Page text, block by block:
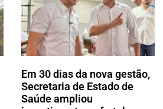
Em 30 dias da nova gestão,
Secretaria de Estado de
Saúde ampliou